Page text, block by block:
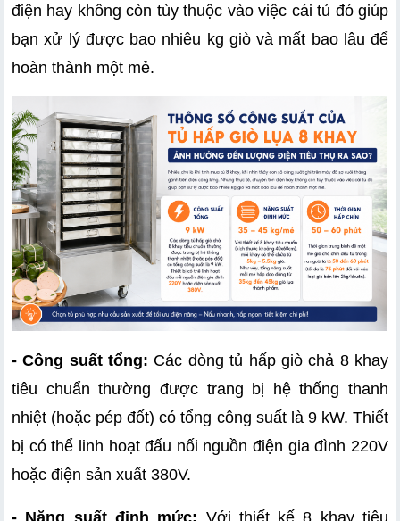
điện hay không còn tùy thuộc vào việc cái tủ đó giúp
bạn xử lý được bao nhiêu kg giò và mất bao lâu để
hoàn thành một mẻ.
- Công suất tổng: Các dòng tủ hấp giò chả 8 khay
tiêu chuẩn thường được trang bị hệ thống thanh
nhiệt (hoặc pép đốt) có tổng công suất là 9 kW. Thiết
bị có thể linh hoạt đấu nối nguồn điện gia đình 220V
hoặc điện sản xuất 380V.